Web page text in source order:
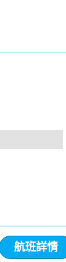
航班詳情